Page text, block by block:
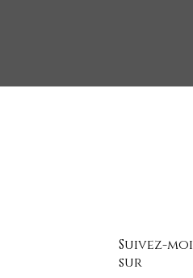
Suivez-moi
sur